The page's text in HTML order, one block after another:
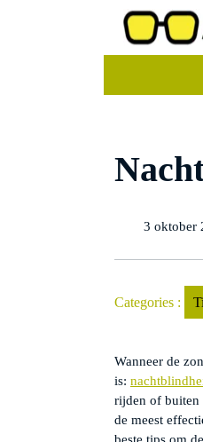
naar
inhoud
3 oktober
Categories :
Wanneer de
is:
rijden of buiten
de meest